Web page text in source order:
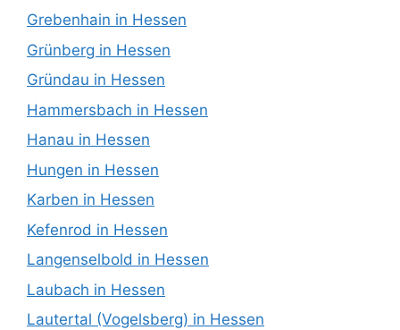
Grebenhain in Hessen
Grünberg in Hessen
Gründau in Hessen
Hammersbach in Hessen
Hanau in Hessen
Hungen in Hessen
Karben in Hessen
Kefenrod in Hessen
Langenselbold in Hessen
Laubach in Hessen
Lautertal (Vogelsberg) in Hessen